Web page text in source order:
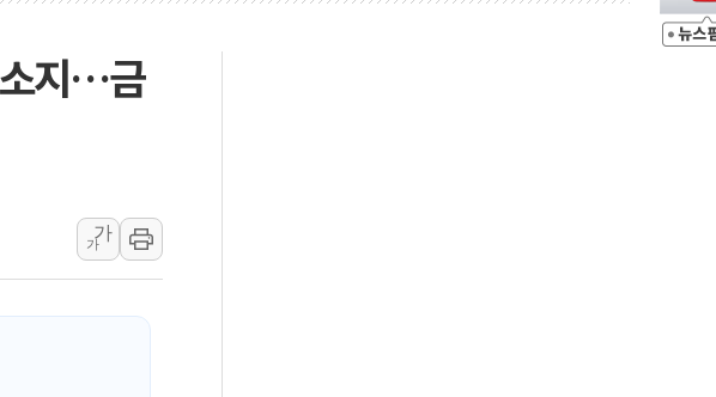
·DX 지분 일부 매각
난사...최소 7명 사망
북 안동·의성 특별재난지역 선포
흉기 휘두른 30대 세입자…경찰, 현행범 체포
지…금
가
가